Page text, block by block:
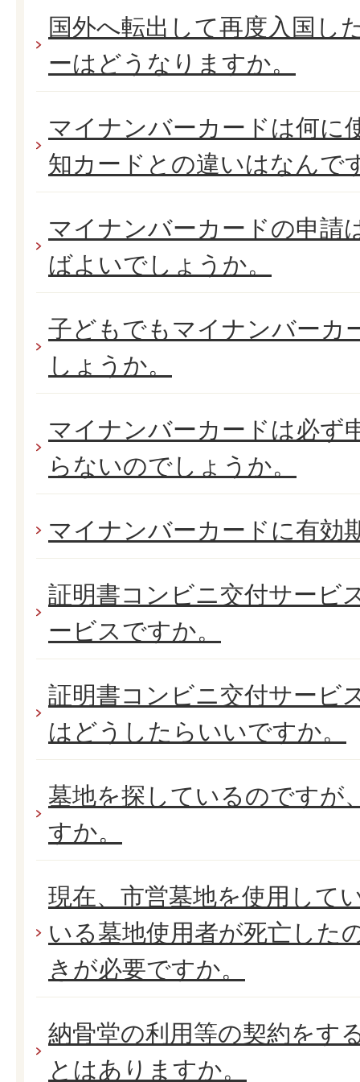
国外へ転出して再度入国し
ーはどうなりますか。
マイナンバーカードは何に
知カードとの違いはなんで
マイナンバーカードの申請
ばよいでしょうか。
子どもでもマイナンバーカ
しょうか。
マイナンバーカードは必ず
らないのでしょうか。
マイナンバーカードに有効
証明書コンビニ交付サービ
ービスですか。
証明書コンビニ交付サービ
はどうしたらいいですか。
墓地を探しているのですが
すか。
現在、市営墓地を使用して
いる墓地使用者が死亡した
きが必要ですか。
納骨堂の利用等の契約をす
とはありますか。